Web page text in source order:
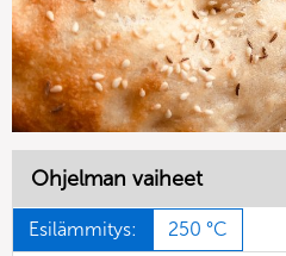
Ohjelman vaiheet
Esilämmitys: 250 °C